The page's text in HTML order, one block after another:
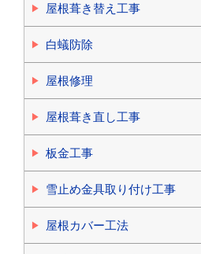
屋根葺き替え工事
白蟻防除
屋根修理
屋根葺き直し工事
板金工事
雪止め金具取り付け工事
屋根カバー工法